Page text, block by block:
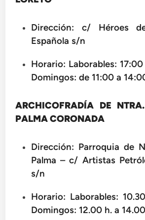
Dirección: c/ Héroes
Española s/n
Horario: Laborables:
Domingos: de 11:00 a
ARCHICOFRADÍA DE
PALMA CORONADA
Dirección: Parroquia de
Palma – c/ Artistas
s/n
Horario: Laborables:
Domingos: 12.00 h. a